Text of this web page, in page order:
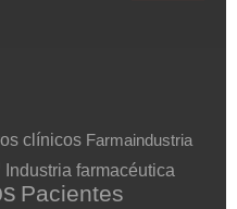
clínicos Farmaindustria
Industria farmacéutica
Pacientes